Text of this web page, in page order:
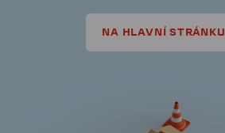
NA HLAVNÍ STRÁNKU